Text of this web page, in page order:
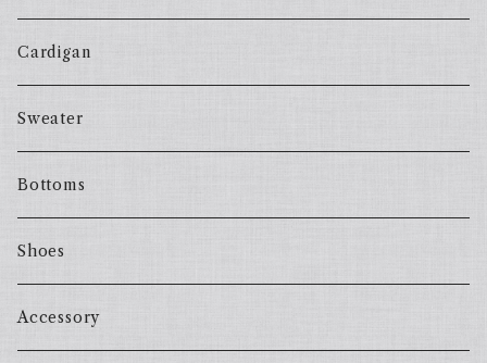
Cardigan
Sweater
Bottoms
Shoes
Accessory